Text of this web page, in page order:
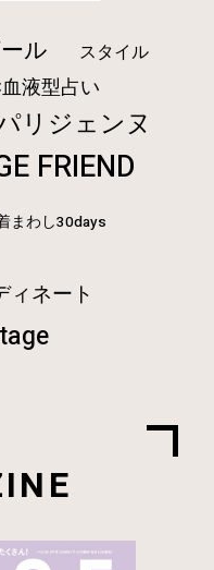
ル スタイル
液型占い
リジェンヌ
FRIEND
まわし30days
ィネート